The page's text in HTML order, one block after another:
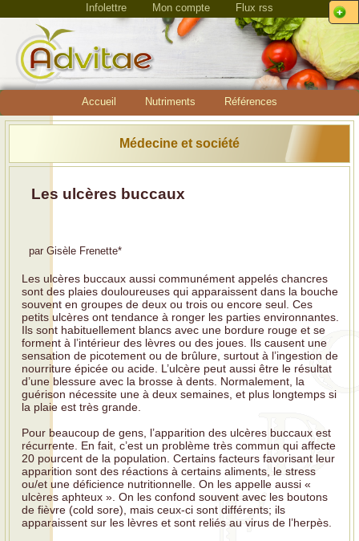
Infolettre Mon compte Flux rss
Accueil Nutriments Références
Médecine et société
Les ulcères buccaux
par Gisèle Frenette*
Les ulcères buccaux aussi communément appelés chancres
sont des plaies douloureuses qui apparaissent dans la bouche
souvent en groupes de deux ou trois ou encore seul. Ces
petits ulcères ont tendance à ronger les parties environnantes.
Ils sont habituellement blancs avec une bordure rouge et se
forment à l’intérieur des lèvres ou des joues. Ils causent une
sensation de picotement ou de brûlure, surtout à l’ingestion de
nourriture épicée ou acide. L’ulcère peut aussi être le résultat
d’une blessure avec la brosse à dents. Normalement, la
guérison nécessite une à deux semaines, et plus longtemps si
la plaie est très grande.
Pour beaucoup de gens, l’apparition des ulcères buccaux est
récurrente. En fait, c’est un problème très commun qui affecte
20 pourcent de la population. Certains facteurs favorisant leur
apparition sont des réactions à certains aliments, le stress
ou/et une déficience nutritionnelle. On les appelle aussi «
ulcères aphteux ». On les confond souvent avec les boutons
de fièvre (cold sore), mais ceux-ci sont différents; ils
apparaissent sur les lèvres et sont reliés au virus de l’herpès.